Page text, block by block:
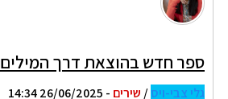
ספר חדש בהוצאת דרך המילים
גלי צבי-ויס/ שירים - 26/06/2025 14:34